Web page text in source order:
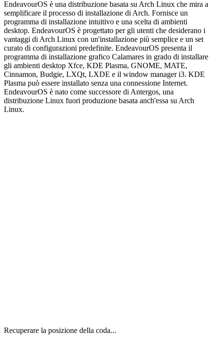
EndeavourOS è una distribuzione basata su Arch Linux che mira a
semplificare il processo di installazione di Arch. Fornisce un
programma di installazione intuitivo e una scelta di ambienti
desktop. EndeavourOS è progettato per gli utenti che desiderano i
vantaggi di Arch Linux con un'installazione più semplice e un set
curato di configurazioni predefinite. EndeavourOS presenta il
programma di installazione grafico Calamares in grado di installare
gli ambienti desktop Xfce, KDE Plasma, GNOME, MATE,
Cinnamon, Budgie, LXQt, LXDE e il window manager i3. KDE
Plasma può essere installato senza una connessione Internet.
EndeavourOS è nato come successore di Antergos, una
distribuzione Linux fuori produzione basata anch'essa su Arch
Linux.
Recuperare la posizione della coda...